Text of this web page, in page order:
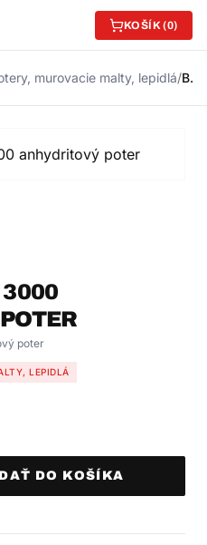
KOŠÍK (0)
murovacie malty, lepidlá/ Baumit Alpha 3000 anhydritový poter
3000
poter
LEPIDLÁ
DO KOŠÍKA